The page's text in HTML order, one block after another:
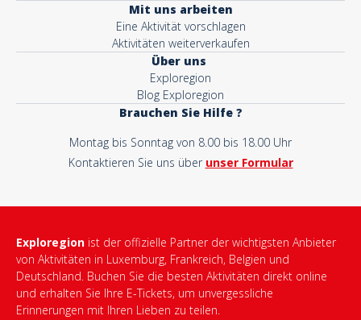
Mit uns arbeiten
Eine Aktivität vorschlagen
Aktivitäten weiterverkaufen
Über uns
Exploregion
Blog Exploregion
Brauchen Sie Hilfe ?
Montag bis Sonntag von 8.00 bis 18.00 Uhr
Kontaktieren Sie uns über unser Formular
Exploregion ist der offizielle Partner der wichtigsten Anbieter
von Aktivitäten in Luxemburg, Frankreich, Belgien und
Deutschland. Buchen Sie die besten Aktivitäten direkt online
und erhalten Sie Ihre E-Tickets, um unvergessliche
Erinnerungen mit Ihren Lieben zu teilen.